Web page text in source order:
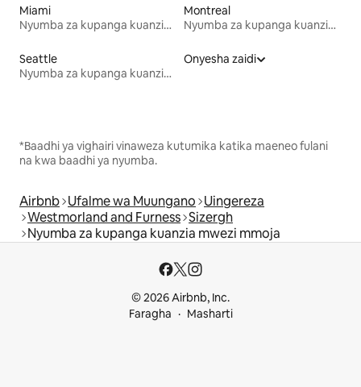
Miami
Nyumba za kupanga kuanzia mwezi mmoja
Montreal
Nyumba za kupanga kuanzia mwezi mmoja
Seattle
Nyumba za kupanga kuanzia mwezi mmoja
Onyesha zaidi
*Baadhi ya vighairi vinaweza kutumika katika maeneo fulani
na kwa baadhi ya nyumba.
Airbnb Ufalme wa Muungano Uingereza
Westmorland and Furness Sizergh
Nyumba za kupanga kuanzia mwezi mmoja
© 2026 Airbnb, Inc.
Faragha
Masharti